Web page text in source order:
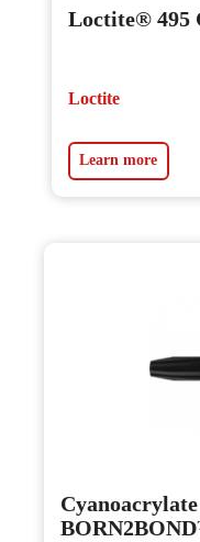
Loctite® 495
Loctite
Learn more